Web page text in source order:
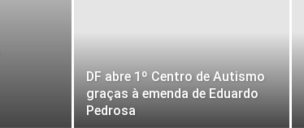
DF abre 1º Centro de Autismo
graças à emenda de Eduardo
Pedrosa